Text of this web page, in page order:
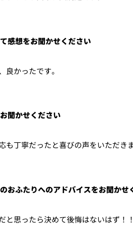
感想をお聞かせください
かったです。
聞かせください
丁寧だったと喜びの声をいただきま
おふたりへのアドバイスをお聞かせ
思ったら決めて後悔はないはず！！